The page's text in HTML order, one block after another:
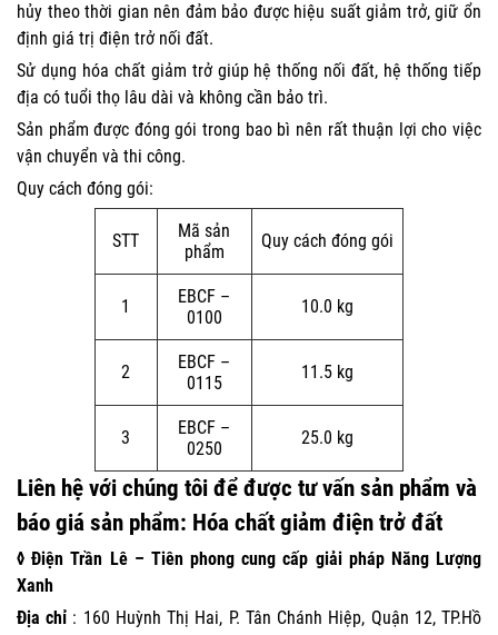
hủy theo thời gian nên đảm bảo được hiệu suất giảm trở, giữ ổn
định giá trị điện trở nối đất.
Sử dụng hóa chất giảm trở giúp hệ thống nối đất, hệ thống tiếp
địa có tuổi thọ lâu dài và không cần bảo trì.
Sản phẩm được đóng gói trong bao bì nên rất thuận lợi cho việc
vận chuyển và thi công.
Quy cách đóng gói:
STT
Mã sản
phẩm
Quy cách đóng gói
1
EBCF –
0100
10.0 kg
2
EBCF –
0115
11.5 kg
3
EBCF –
0250
25.0 kg
Liên hệ với chúng tôi để được tư vấn sản phẩm và
báo giá sản phẩm: Hóa chất giảm điện trở đất
◊ Điện Trần Lê – Tiên phong cung cấp giải pháp Năng Lượng
Xanh
Địa chỉ : 160 Huỳnh Thị Hai, P. Tân Chánh Hiệp, Quận 12, TP.Hồ